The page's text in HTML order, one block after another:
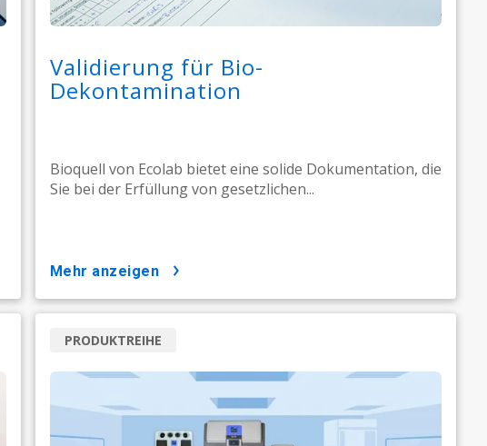
Validierung für Bio-
Dekontamination
Bioquell von Ecolab bietet eine solide Dokumentation, die
Sie bei der Erfüllung von gesetzlichen...
mehr anzeigen
PRODUKTREIHE